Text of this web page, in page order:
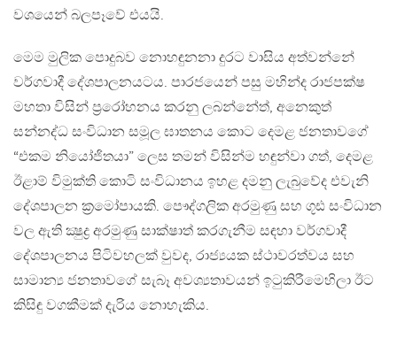
වශයෙන් බලපෑවේ එයයි.
මෙම මුලික පොදුබව නොහඳුනනා දුරට වාසිය අත්වන්නේ
වර්ගවාදී දේශපාලනයටය. පාරජයෙන් පසු මහින්ද රාජපක්ෂ
මහතා විසින් ප්‍රරෝහනය කරනු ලබන්නේත්, අනෙකුත්
සන්නද්ධ සංවිධාන සමූල ඝාතනය කොට දෙමළ ජනතාවගේ
“එකම නියෝජිතයා” ලෙස තමන් විසින්ම හඳුන්වා ගත්, දෙමළ
ඊළාම් විමුක්ති කොටි සංවිධානය ඉහළ දමනු ලැබුවේද එවැනි
දේශපාලන ක්‍රමෝපායකි. පෞද්ගලික අරමුණු සහ ගූඪ සංවිධාන
වල ඇති ක්‍ෂුද්‍ර අරමුණු සාක්ෂාත් කරගැනීම සඳහා වර්ගවාදී
දේශපාලනය පිටිවහලක් වුවද, රාජ්‍යයක ස්ථාවරත්වය සහ
සාමාන්‍ය ජනතාවගේ සැබෑ අවශ්‍යතාවයන් ඉටුකිරීමෙහිලා ඊට
කිසිඳු වගකීමක් දැරිය නොහැකිය.